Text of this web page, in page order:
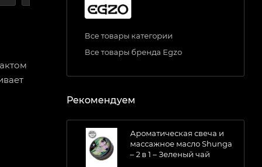
Все товары категории
Все товары бренда Egzo
Рекомендуем
Ароматическая свеча и
массажное масло Shunga
– 2 в 1 – Зеленый чай